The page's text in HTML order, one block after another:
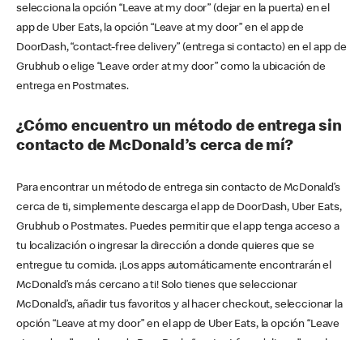
selecciona la opción “Leave at my door” (dejar en la puerta) en el
app de Uber Eats, la opción “Leave at my door” en el app de
DoorDash, “contact-free delivery” (entrega si contacto) en el app de
Grubhub o elige “Leave order at my door” como la ubicación de
entrega en Postmates.
¿Cómo encuentro un método de entrega sin
contacto de McDonald’s cerca de mí?
Para encontrar un método de entrega sin contacto de McDonald’s
cerca de ti, simplemente descarga el app de DoorDash, Uber Eats,
Grubhub o Postmates. Puedes permitir que el app tenga acceso a
tu localización o ingresar la dirección a donde quieres que se
entregue tu comida. ¡Los apps automáticamente encontrarán el
McDonald’s más cercano a ti! Solo tienes que seleccionar
McDonald’s, añadir tus favoritos y al hacer checkout, seleccionar la
opción “Leave at my door” en el app de Uber Eats, la opción “Leave